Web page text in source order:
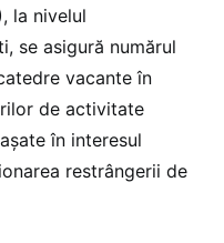
la nivelul
se asigură numărul
vacante în
de activitate
în interesul
restrângerii de